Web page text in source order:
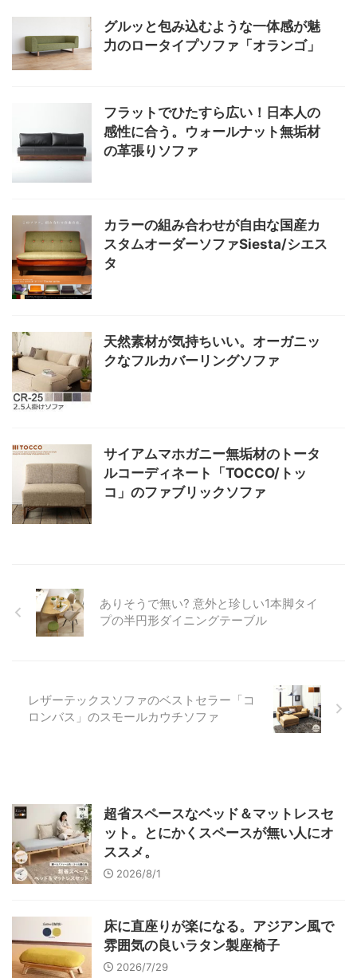
グルッと包み込むような一体感が魅
力のロータイプソファ「オランゴ」
フラットでひたすら広い！日本人の
感性に合う。ウォールナット無垢材
の革張りソファ
カラーの組み合わせが自由な国産カ
スタムオーダーソファSiesta/シエス
タ
天然素材が気持ちいい。オーガニッ
クなフルカバーリングソファ
サイアムマホガニー無垢材のトータ
ルコーディネート「TOCCO/トッ
コ」のファブリックソファ
ありそうで無い? 意外と珍しい1本脚タイ
プの半円形ダイニングテーブル
レザーテックスソファのベストセラー「コ
ロンバス」のスモールカウチソファ
超省スペースなベッド＆マットレスセ
ット。とにかくスペースが無い人にオ
ススメ。
2026/8/1
床に直座りが楽になる。アジアン風で
雰囲気の良いラタン製座椅子
2026/7/29